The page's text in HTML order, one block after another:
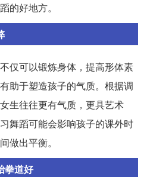
的好地方。
仅可以锻炼身体，提高形体素
助于塑造孩子的气质。根据调
生往往更有气质，更具艺术
舞蹈可能会影响孩子的课外时
做出平衡。
拳道好